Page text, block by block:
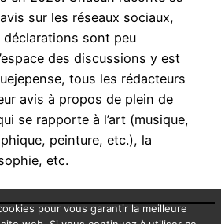
sur les réseaux sociaux,
sont peu
des discussions y est
tous les rédacteurs
avis à propos de plein de
se rapporte à l’art (musique,
peinture, etc.), la
etc.
pour vous garantir la meilleure